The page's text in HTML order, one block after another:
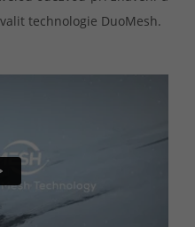
technologie DuoMesh.